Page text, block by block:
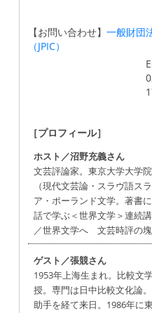
【お問い合わせ】 一般財団
（JPIC）
［プロフィール］
ホスト／沼野充義さん
文芸評論家。東京大学大学
（現代文芸論・スラヴ語ス
ア・ポーランド文学。著書
話で学ぶ＜世界文学＞連続
／世界文学へ 文芸時評の塊
ゲスト／張競さん
1953年上海生まれ。比較文
授。専門は日中比較文化論
助手を経て来日。1986年に